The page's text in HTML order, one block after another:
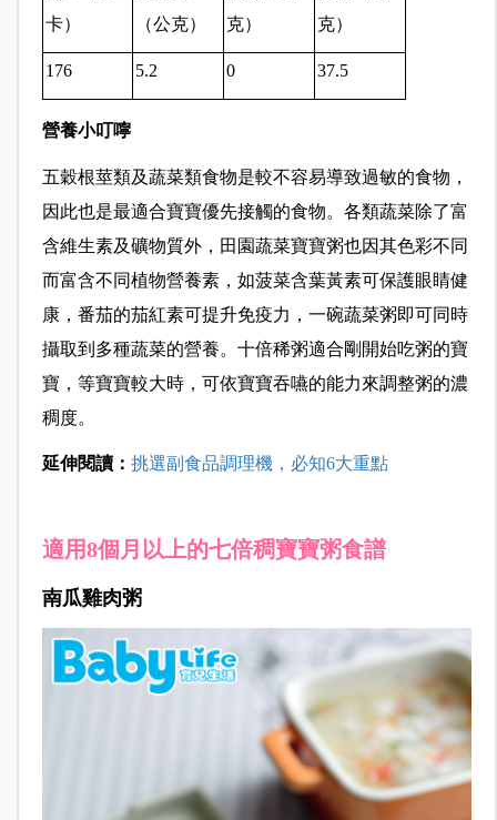
卡）
（公克）
克）
克）
176 5.2 0 37.5
營養小叮嚀
五穀根莖類及蔬菜類食物是較不容易導致過敏的食物，
因此也是最適合寶寶優先接觸的食物。各類蔬菜除了富
含維生素及礦物質外，田園蔬菜寶寶粥也因其色彩不同
而富含不同植物營養素，如菠菜含葉黃素可保護眼睛健
康，番茄的茄紅素可提升免疫力，一碗蔬菜粥即可同時
攝取到多種蔬菜的營養。十倍稀粥適合剛開始吃粥的寶
寶，等寶寶較大時，可依寶寶吞嚥的能力來調整粥的濃
稠度。
延伸閱讀： 挑選副食品調理機，必知6大重點
適用8個月以上的七倍稠寶寶粥食譜
南瓜雞肉粥